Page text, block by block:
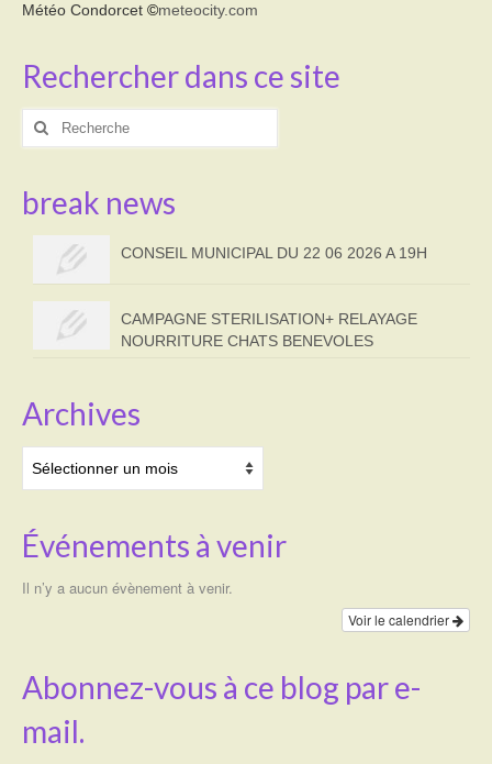
Météo Condorcet ©meteocity.com
Rechercher dans ce site
Rechercher
break news
CONSEIL MUNICIPAL DU 22 06 2026 A 19H
CAMPAGNE STERILISATION+ RELAYAGE
NOURRITURE CHATS BENEVOLES
Archives
Événements à venir
Il n’y a aucun évènement à venir.
Voir le calendrier
Abonnez-vous à ce blog par e-
mail.